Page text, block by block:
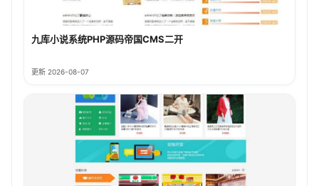
九库小说系统PHP源码帝国CMS二开
更新 2026-08-07